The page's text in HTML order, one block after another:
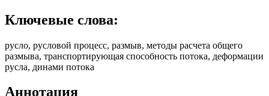
Ключевые слова:
русло, русловой процесс, размыв, методы расчета общего
размыва, транспортирующая способность потока, деформации
русла, динами потока
Аннотация